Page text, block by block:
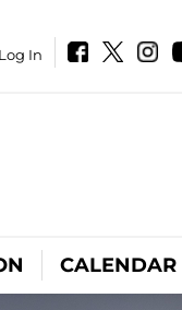
Log In
CALENDAR